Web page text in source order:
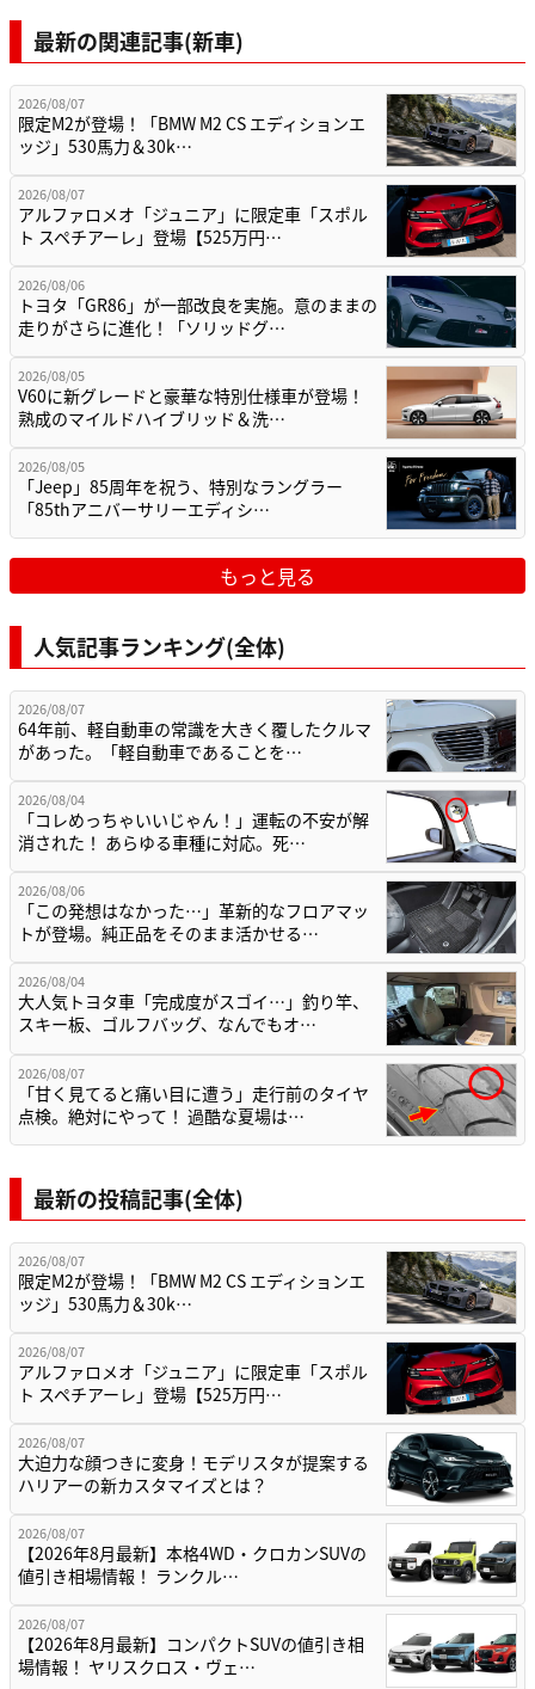
最新の関連記事(新車)
2026/08/07
限定M2が登場！「BMW M2 CS エディションエ
ッジ」530馬力＆30k…
2026/08/07
アルファロメオ「ジュニア」に限定車「スポル
ト スペチアーレ」登場【525万円…
2026/08/06
トヨタ「GR86」が一部改良を実施。意のままの
走りがさらに進化！「ソリッドグ…
2026/08/05
V60に新グレードと豪華な特別仕様車が登場！
熟成のマイルドハイブリッド＆洗…
2026/08/05
「Jeep」85周年を祝う、特別なラングラー
「85thアニバーサリーエディシ…
もっと見る
人気記事ランキング(全体)
2026/08/07
64年前、軽自動車の常識を大きく覆したクルマ
があった。「軽自動車であることを…
2026/08/04
「コレめっちゃいいじゃん！」運転の不安が解
消された！ あらゆる車種に対応。死…
2026/08/06
「この発想はなかった…」革新的なフロアマッ
トが登場。純正品をそのまま活かせる…
2026/08/04
大人気トヨタ車「完成度がスゴイ…」釣り竿、
スキー板、ゴルフバッグ、なんでもオ…
2026/08/07
「甘く見てると痛い目に遭う」走行前のタイヤ
点検。絶対にやって！ 過酷な夏場は…
最新の投稿記事(全体)
2026/08/07
限定M2が登場！「BMW M2 CS エディションエ
ッジ」530馬力＆30k…
2026/08/07
アルファロメオ「ジュニア」に限定車「スポル
ト スペチアーレ」登場【525万円…
2026/08/07
大迫力な顔つきに変身！モデリスタが提案する
ハリアーの新カスタマイズとは？
2026/08/07
【2026年8月最新】本格4WD・クロカンSUVの
値引き相場情報！ ランクル…
2026/08/07
【2026年8月最新】コンパクトSUVの値引き相
場情報！ ヤリスクロス・ヴェ…